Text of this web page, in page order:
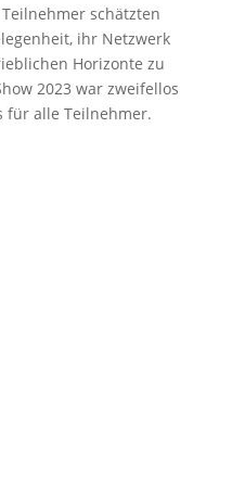
schätzten
ihr Netzwerk
Horizonte zu
2023 war zweifellos
für alle Teilnehmer.